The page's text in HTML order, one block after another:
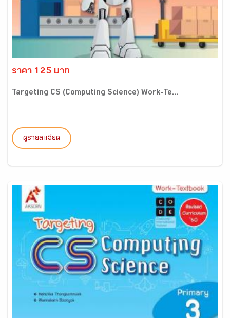
ราคา 125 บาท
Targeting CS (Computing Science) Work-Te...
ดูรายละเอียด